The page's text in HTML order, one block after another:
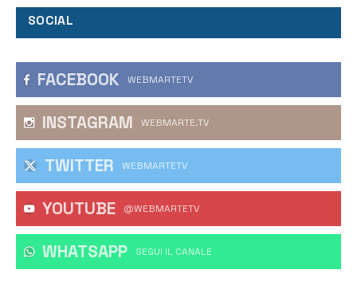
SOCIAL
FACEBOOK WEBMARTETV
INSTAGRAM WEBMARTE.TV
TWITTER WEBMARTETV
YOUTUBE @WEBMARTETV
WHATSAPP ‎SEGUI IL CANALE